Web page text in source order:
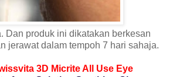
Dan produk ini dikatakan berkesan
jerawat dalam tempoh 7 hari sahaja.
3D Micrite All Use Eye